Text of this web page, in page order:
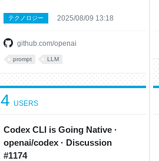
github.com/openai
テクノロジー 2025/08/09 13:18
prompt LLM
Codex CLI is Going Native ·
openai/codex · Discussion
#1174
4 USERS